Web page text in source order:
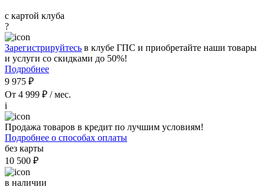
с картой клуба
?
Зарегистрируйтесь в клубе ГПС и приобретайте наши товары
и услуги со скидками до 50%!
Подробнее
9 975 ₽
От 4 999 ₽ / мес.
i
Продажа товаров в кредит по лучшим условиям!
Подробнее о способах оплаты
без карты
10 500 ₽
в наличии